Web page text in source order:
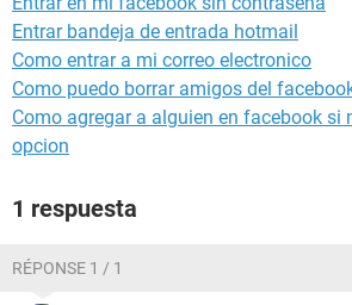
Entrar bandeja de entrada hotmail
Como entrar a mi correo electronico
Como puedo borrar amigos del
Como agregar a alguien en facebook si
opcion
1 respuesta
RÉPONSE 1 / 1